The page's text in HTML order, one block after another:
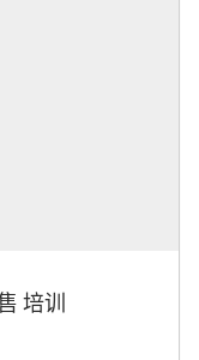
培训